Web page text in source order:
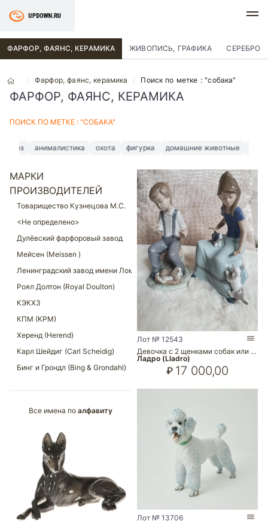
ФАРФОР, ФАЯНС, КЕРАМИКА ЖИВОПИСЬ, ГРАФИКА СЕРЕБРО
Фарфор, фаянс, керамика Поиск по метке : "собака"
ФАРФОР, ФАЯНС, КЕРАМИКА
ПОИСК ПО МЕТКЕ : "СОБАКА"
анималистика охота фигурка домашние животные херенд
МАРКИ
ПРОИЗВОДИТЕЛЕЙ
Все имена по алфавиту
Лот № 12543
Девочка с 2 щенками собак или …
Ладро (Lladro)
₽ 17 000,00
Лот № 13706